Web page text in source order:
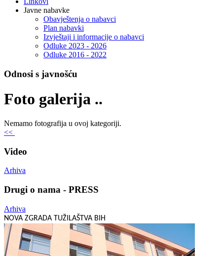
Javne nabavke
Obavještenja o nabavci
Plan nabavki
Izvještaji i informacije o nabavci
Odluke 2023 - 2026
Odluke 2016 - 2022
Odnosi s javnošću
Foto galerija ..
Nemamo fotografija u ovoj kategoriji.
<<
Video
Arhiva
Drugi o nama - PRESS
Arhiva
NOVA ZGRADA TUŽILAŠTVA BIH